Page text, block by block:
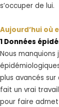
s’occuper de lui.
Aujourd’hui où
1 Données
Nous manquions
plus avancés
fait un vrai
pour faire